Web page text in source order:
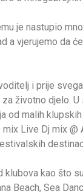
je nastupio
vjerujemo da
i prije
životno djelo.
od malih
Live Dj mix
kao što
Beach, Sea